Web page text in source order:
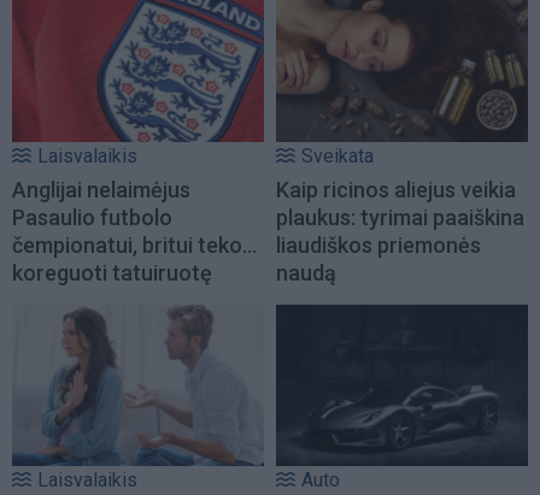
Laisvalaikis
Anglijai nelaimėjus
Pasaulio futbolo
čempionatui, britui teko...
koreguoti tatuiruotę
Sveikata
Kaip ricinos aliejus veikia
plaukus: tyrimai paaiškina
liaudiškos priemonės
naudą
Laisvalaikis Auto